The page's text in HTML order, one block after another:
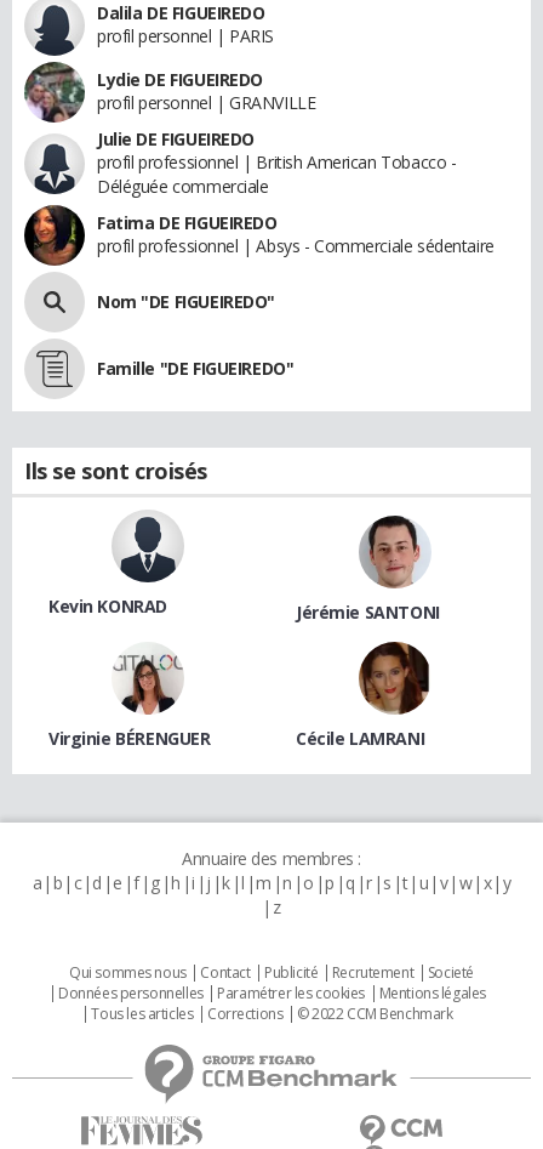
Dalila DE FIGUEIREDO
profil personnel | PARIS
Lydie DE FIGUEIREDO
profil personnel | GRANVILLE
Julie DE FIGUEIREDO
profil professionnel | British American Tobacco -
Déléguée commerciale
Fatima DE FIGUEIREDO
profil professionnel | Absys - Commerciale sédentaire
Nom "DE FIGUEIREDO"
Famille "DE FIGUEIREDO"
Ils se sont croisés
Kevin KONRAD Jérémie SANTONI
Virginie BÉRENGUER Cécile LAMRANI
Annuaire des membres :
a b c d e f g h i j k l m n o p q r s t u v w x y
z
Qui sommes nous Contact Publicité Recrutement
Societé
Données personnelles
Paramétrer les cookies
Mentions légales
Tous les articles
Corrections © 2022 CCM Benchmark